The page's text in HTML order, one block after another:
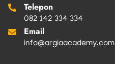
Telepon
082 142 334 334
Email
info@argiaacademy.com